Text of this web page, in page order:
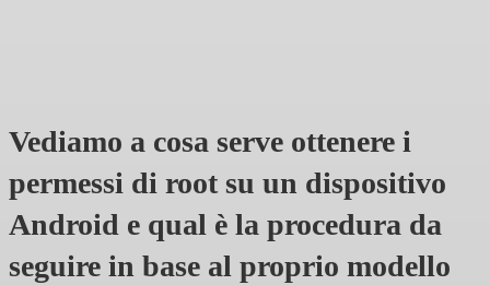
Vediamo a cosa serve ottenere i
permessi di root su un dispositivo
Android e qual è la procedura da
seguire in base al proprio modello